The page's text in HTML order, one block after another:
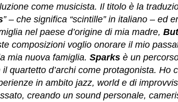
come musicista. Il titolo è la
” – che significa “scintille” in italiano – ed
nel paese d’origine di mia madre,
composizioni voglio onorare il mio
mia nuova famiglia. Sparks è un
quartetto d’archi come protagonista. Ho
in ambito jazz, world e di
creando un sound personale,